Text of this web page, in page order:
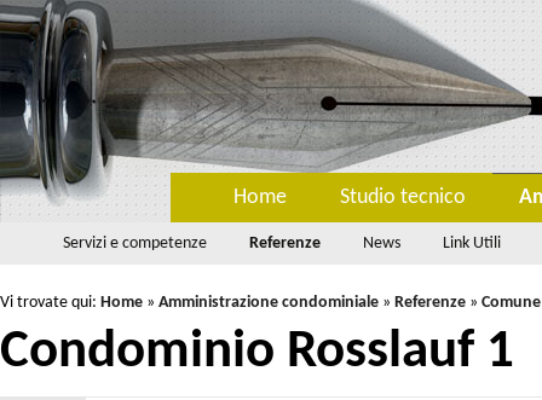
Home Studio tecnico
Servizi e competenze Referenze News Link Utili
Vi trovate qui: Home » Amministrazione condominiale » Referenze »
Condominio Rosslauf 1